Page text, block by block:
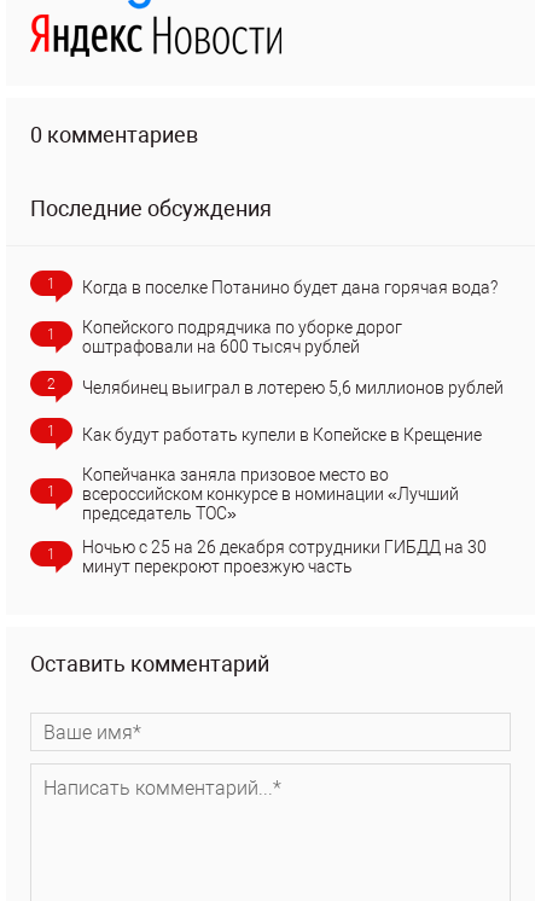
0 комментариев
Последние обсуждения
1 Когда в поселке Потанино будет дана горячая вода?
1
Копейского подрядчика по уборке дорог
оштрафовали на 600 тысяч рублей
2 Челябинец выиграл в лотерею 5,6 миллионов рублей
1 Как будут работать купели в Копейске в Крещение
1
Копейчанка заняла призовое место во
всероссийском конкурсе в номинации «Лучший
председатель ТОС»
1
Ночью с 25 на 26 декабря сотрудники ГИБДД на 30
минут перекроют проезжую часть
Оставить комментарий